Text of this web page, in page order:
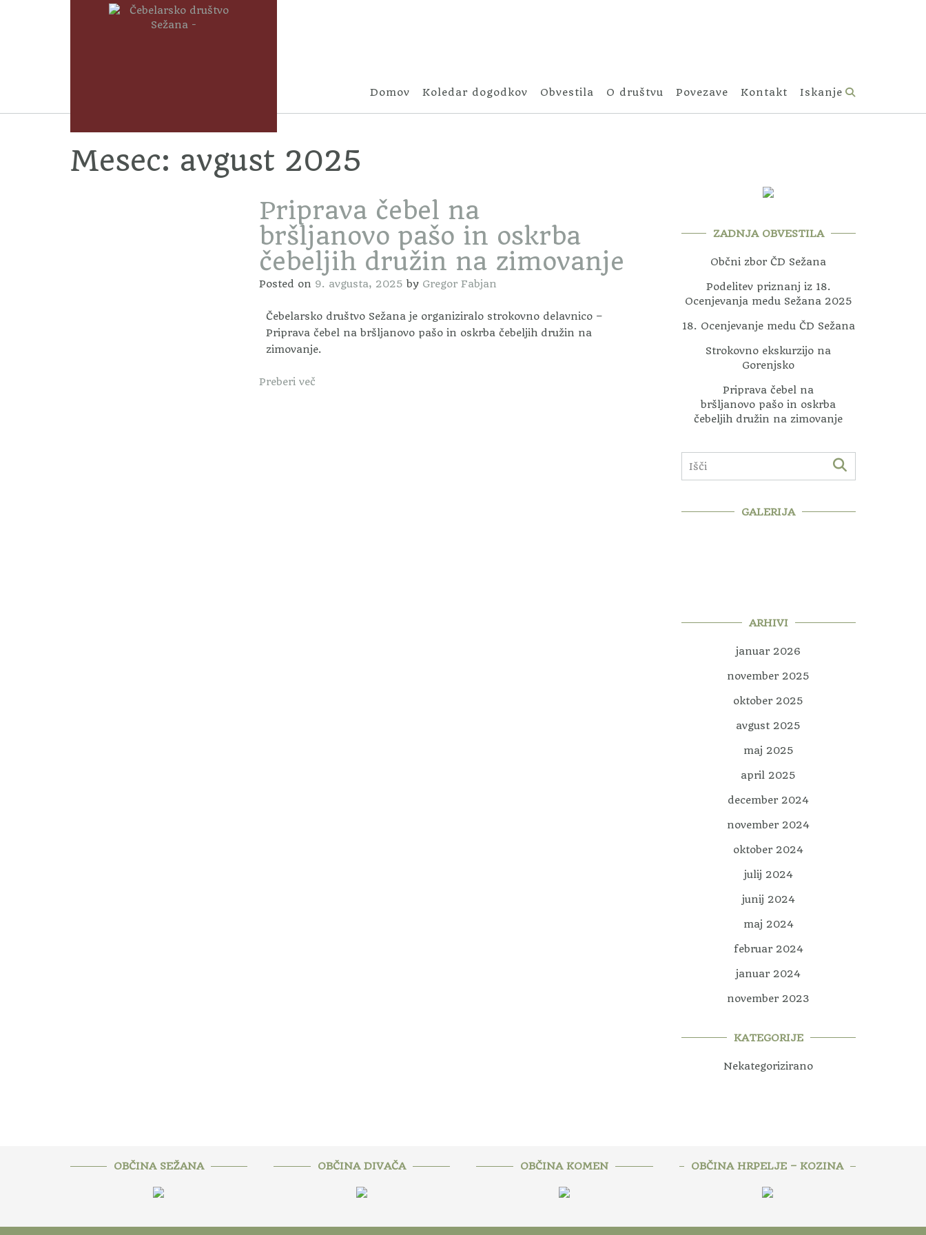
Domov Koledar dogodkov Obvestila O društvu Povezave Kontakt Iskanje
Mesec: avgust 2025
Priprava čebel na
bršljanovo pašo in oskrba
čebeljih družin na zimovanje
Posted on 9. avgusta, 2025 by Gregor Fabjan
Čebelarsko društvo Sežana je organiziralo strokovno delavnico –
Priprava čebel na bršljanovo pašo in oskrba čebeljih družin na
zimovanje.
Preberi več
ZADNJA OBVESTILA
Občni zbor ČD Sežana
Podelitev priznanj iz 18.
Ocenjevanja medu Sežana 2025
18. Ocenjevanje medu ČD Sežana
Strokovno ekskurzijo na
Gorenjsko
Priprava čebel na
bršljanovo pašo in oskrba
čebeljih družin na zimovanje
GALERIJA
ARHIVI
januar 2026
november 2025
oktober 2025
avgust 2025
maj 2025
april 2025
december 2024
november 2024
oktober 2024
julij 2024
junij 2024
maj 2024
februar 2024
januar 2024
november 2023
KATEGORIJE
Nekategorizirano
OBČINA SEŽANA OBČINA DIVAČA OBČINA KOMEN OBČINA HRPELJE – KOZINA